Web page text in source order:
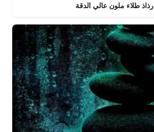
رذاذ طلاء ملون عالي الدقة